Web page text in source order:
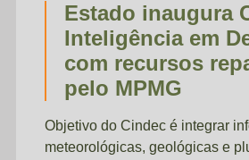
Estado inaugura
Inteligência em
com recursos
pelo MPMG
Objetivo do Cindec é integrar
meteorológicas, geológicas e